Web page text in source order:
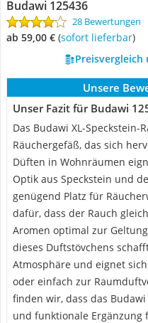
Budawi 125436
28 Bewertungen
ab 59,00 € ( Sofort lieferbar)
Preisvergleich
Unsere
Unser Fazit für Budawi
Das Budawi XL-
Räuchergefäß, das sich
Düften in Wohnräumen
Optik aus Speckstein und
genügend Platz für
dafür, dass der Rauch
Aromen optimal zur
dieses Duftstövchens
Atmosphäre und eignet
oder einfach zur
finden wir, dass das
und funktionale Ergänzung